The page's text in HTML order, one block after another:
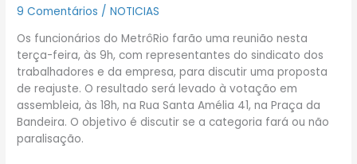
9 Comentários /NOTICIAS
Os funcionários do MetrôRio farão uma reunião nesta
terça-feira, às 9h, com representantes do sindicato dos
trabalhadores e da empresa, para discutir uma proposta
de reajuste. O resultado será levado à votação em
assembleia, às 18h, na Rua Santa Amélia 41, na Praça da
Bandeira. O objetivo é discutir se a categoria fará ou não
paralisação.